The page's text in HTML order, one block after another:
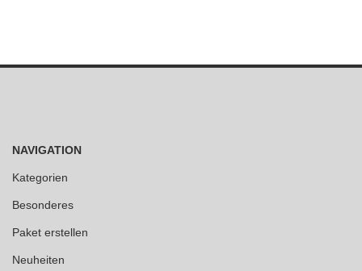
NAVIGATION
Kategorien
Besonderes
Paket erstellen
Neuheiten